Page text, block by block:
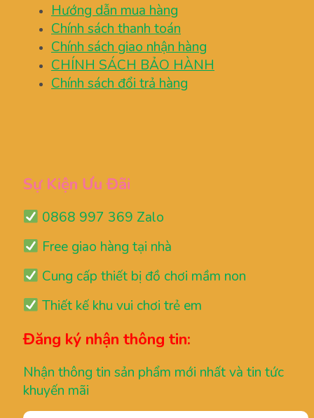
Hướng dẫn mua hàng
Chính sách thanh toán
Chính sách giao nhận hàng
CHÍNH SÁCH BẢO HÀNH
Chính sách đổi trả hàng
Sự Kiện Ưu Đãi
0868 997 369 Zalo
Free giao hàng tại nhà
Cung cấp thiết bị đồ chơi mầm non
Thiết kế khu vui chơi trẻ em
Đăng ký nhận thông tin:
Nhận thông tin sản phẩm mới nhất và tin tức
khuyến mãi